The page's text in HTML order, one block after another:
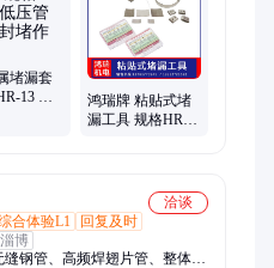
防爆锹
堵漏套
13 低
鸿瑞牌 粘贴式堵
漏工具 规格HR-2
洽谈
合体验L1
回复及时
博
钢管、高频焊翅片管、整体翅